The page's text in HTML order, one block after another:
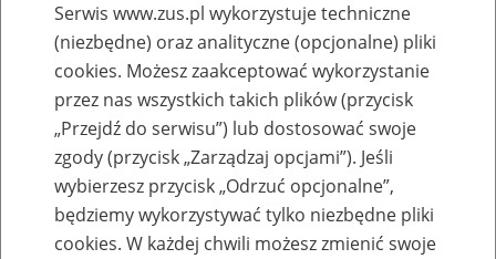
Rejestry, ewidencje i archiwa
Baza zlikwidowanych lub
przekształconych zakładów pracy
Nazwa zakładu pracy:
Serwis www.zus.pl wykorzystuje techniczne
(niezbędne) oraz analityczne (opcjonalne) pliki
cookies. Możesz zaakceptować wykorzystanie
przez nas wszystkich takich plików (przycisk
„Przejdź do serwisu”) lub dostosować swoje
zgody (przycisk „Zarządzaj opcjami”). Jeśli
wybierzesz przycisk „Odrzuć opcjonalne”,
będziemy wykorzystywać tylko niezbędne pliki
cookies. W każdej chwili możesz zmienić swoje